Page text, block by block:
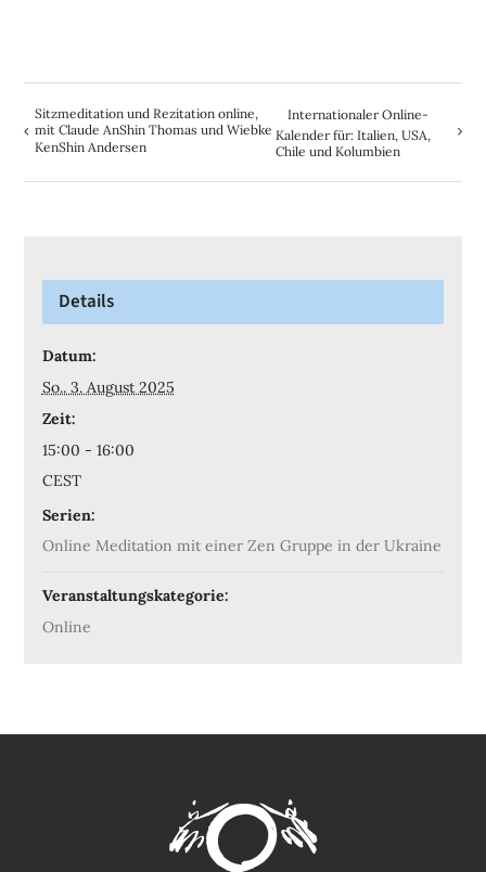
Sitzmeditation und Rezitation online,
mit Claude AnShin Thomas und Wiebke
KenShin Andersen
Internationaler Online-
Kalender für: Italien, USA,
Chile und Kolumbien
Details
Datum:
So.. 3. August 2025
Zeit:
15:00 - 16:00
CEST
Serien:
Online Meditation mit einer Zen Gruppe in der Ukraine
Veranstaltungskategorie:
Online